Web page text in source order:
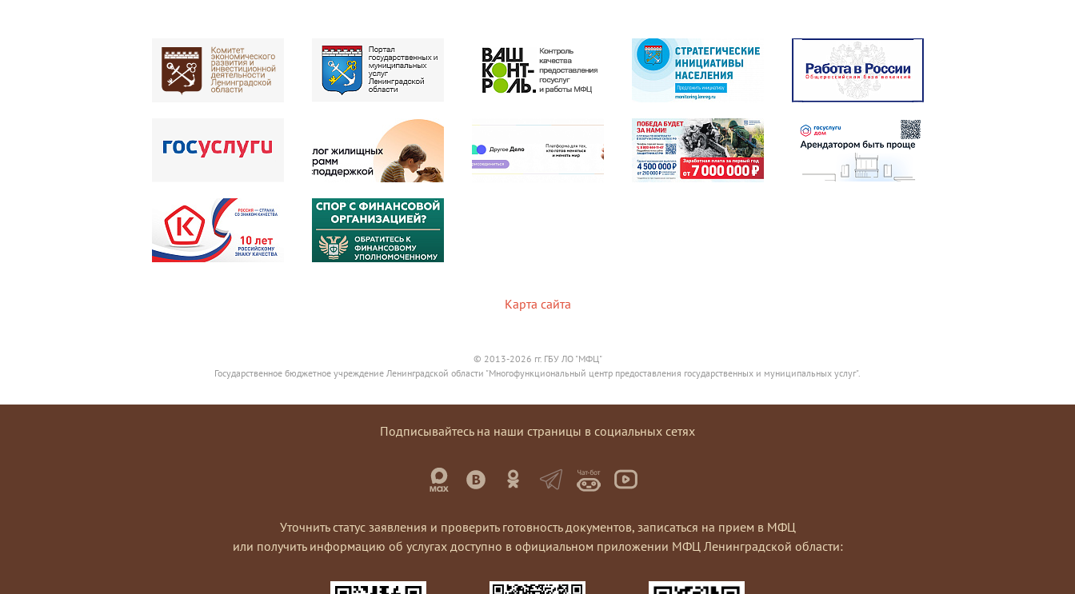
Карта сайта
© 2013-2026 гг. ГБУ ЛО "МФЦ"
Государственное бюджетное учреждение Ленинградской области "Многофункциональный центр предоставления государственных и муниципальных услуг".
Подписывайтесь на наши страницы в социальных сетях
Уточнить статус заявления и проверить готовность документов, записаться на прием в МФЦ
или получить информацию об услугах доступно в официальном приложении МФЦ Ленинградской области: